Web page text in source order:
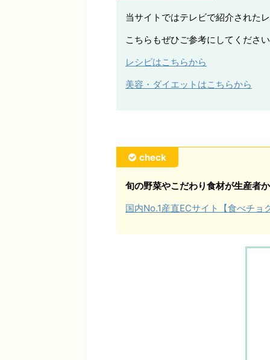
当サイトではテレビで紹介された
こちらもぜひご参考にしてくださ
レシピはこちらから
美容・ダイエットはこちらから
check
旬の野菜やこだわり食材が生産者
国内No.1産直ECサイト【食べチ